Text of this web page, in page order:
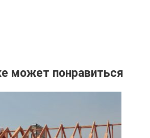
может понравиться